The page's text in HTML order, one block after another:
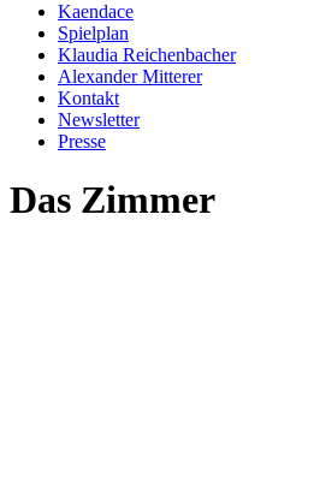
Kaendace
Spielplan
Klaudia Reichenbacher
Alexander Mitterer
Kontakt
Newsletter
Presse
Das Zimmer